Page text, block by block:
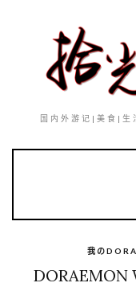
国内外游记|美食|
我の
DORAEMON